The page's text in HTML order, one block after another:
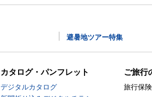
避暑地ツアー特集
カタログ・パンフレット
デジタルカタログ
ご旅行
旅行保